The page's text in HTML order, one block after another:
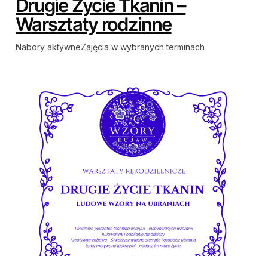
Drugie Życie Tkanin –
Warsztaty rodzinne
Nabory aktywneZajęcia w wybranych terminach